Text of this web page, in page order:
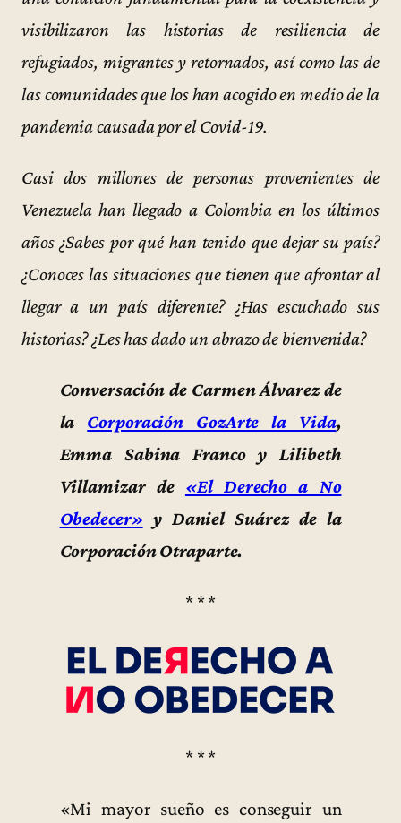
visibilizaron las historias de resiliencia de
refugiados, migrantes y retornados, así como las de
las comunidades que los han acogido en medio de la
pandemia causada por el Covid-19.
Casi dos millones de personas provenientes de
Venezuela han llegado a Colombia en los últimos
años ¿Sabes por qué han tenido que dejar su país?
¿Conoces las situaciones que tienen que afrontar al
llegar a un país diferente? ¿Has escuchado sus
historias? ¿Les has dado un abrazo de bienvenida?
Conversación de Carmen Álvarez de
la Corporación GozArte la Vida,
Emma Sabina Franco y Lilibeth
Villamizar de «El Derecho a No
Obedecer» y Daniel Suárez de la
Corporación Otraparte.
* * *
* * *
«Mi mayor sueño es conseguir un